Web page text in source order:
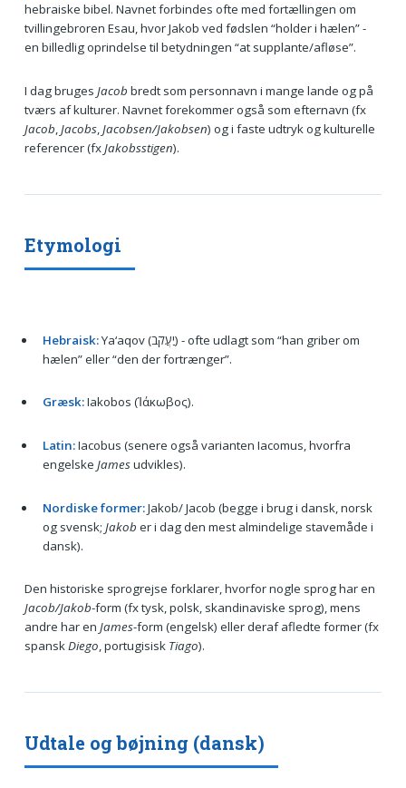
hebraiske bibel. Navnet forbindes ofte med fortællingen om
tvillingebroren Esau, hvor Jakob ved fødslen “holder i hælen” -
en billedlig oprindelse til betydningen “at supplante/afløse”.
I dag bruges Jacob bredt som personnavn i mange lande og på
tværs af kulturer. Navnet forekommer også som efternavn (fx
Jacob,Jacobs,Jacobsen/Jakobsen) og i faste udtryk og kulturelle
referencer (fxJakobsstigen).
Etymologi
Hebraisk:Ya‘aqov (יַעֲקֹב) - ofte udlagt som “han griber om
hælen” eller “den der fortrænger”.
Græsk:Iakobos (Ἰάκωβος).
Latin:Iacobus (senere også varianten Iacomus, hvorfra
engelske Jamesudvikles).
Nordiske former:Jakob/ Jacob (begge i brug i dansk, norsk
og svensk; Jakob er i dag den mest almindelige stavemåde i
dansk).
Den historiske sprogrejse forklarer, hvorfor nogle sprog har en
Jacob/Jakob-form (fx tysk, polsk, skandinaviske sprog), mens
andre har en James-form (engelsk) eller deraf afledte former (fx
spanskDiego, portugisisk Tiago).
Udtale og bøjning (dansk)